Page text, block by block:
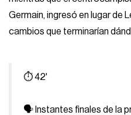
Germain, ingresó en lugar de
cambios que terminarían
⏱️ 42'
🗣️ Instantes finales de la